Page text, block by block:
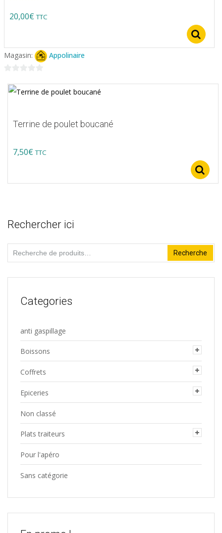
sur 5
20,00€ TTC
Magasin: Appolinaire
sur
Terrine de poulet boucané
7,50€ TTC
Rechercher ici
Recherche
pour :
Recherche
Categories
anti gaspillage
Boissons
Coffrets
Epiceries
Non classé
Plats traiteurs
Pour l'apéro
Sans catégorie